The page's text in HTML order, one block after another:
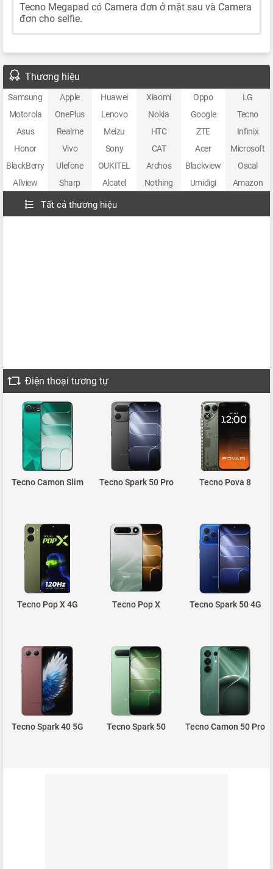
Tecno Megapad có Camera đơn ở mặt sau và Camera
đơn cho selfie.
Thương hiệu
Samsung Apple Huawei Xiaomi Oppo
LG
Motorola
OnePlus Lenovo Nokia Google
Tecno
Asus
Realme Meizu HTC ZTE
Infinix
Honor
Vivo Sony CAT Acer
Microsoft
BlackBerry
Ulefone OUKITEL Archos Blackview
Oscal
Allview
Sharp Alcatel Nothing Umidigi Amazon
Tất cả thương hiệu
Điện thoại tương tự
Tecno Camon Slim Tecno Spark 50 Pro Tecno Pova 8
Tecno Pop X 4G Tecno Pop X Tecno Spark 50 4G
Tecno Spark 40 5G Tecno Spark 50 Tecno Camon 50 Pro